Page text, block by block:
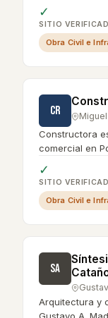
✓
SITIO
Obra Civil e
CR
Constructora
comercial en
✓
SITIO
Obra Civil e
SA
Arquitectura y